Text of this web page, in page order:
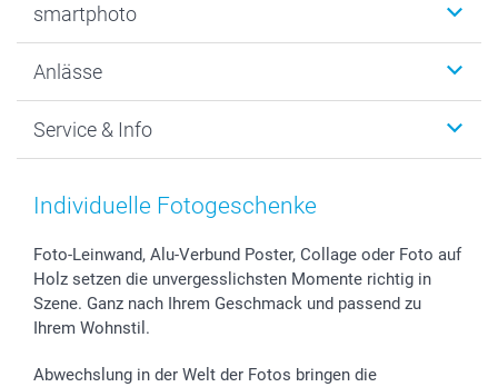
Fotogeschenke
MyNameBook
Fotoabzüge, Fotos als Buch & Poster
Zubehör & Material
Sticker & Etiketten
Geschenk-Gutscheine (PDF)
smartphoto
Warum smartphoto
Datenschutz
AGB
Presse
Partnerprogramme
Investor Relations
Widerrufsrecht
Anlässe
Neujahr
Muttertag
Kommunion & Konfirmation
Hochzeit
Geburtstag
Zu allen Anlässen
Service & Info
Preise und Versandkosten
48h Lieferung
Zahlungsmöglichkeiten
Anmelden /Registrieren
Status der Bestellung
Individuelle Fotogeschenke
Foto-Leinwand, Alu-Verbund Poster, Collage oder Foto auf
Holz setzen die unvergesslichsten Momente richtig in
Szene. Ganz nach Ihrem Geschmack und passend zu
Ihrem Wohnstil.
Abwechslung in der Welt der Fotos bringen die